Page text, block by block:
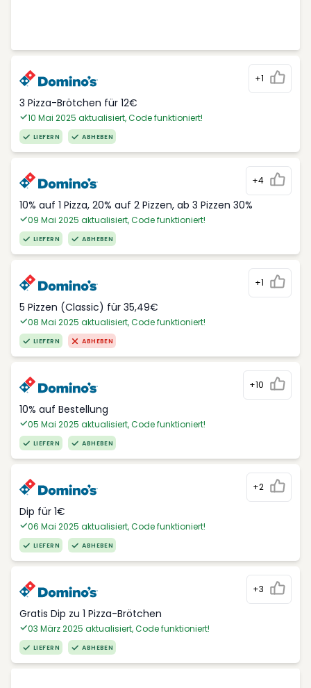
+1
3 Pizza-Brötchen für 12€
10 Mai 2025 aktualisiert, Code funktioniert!
LIEFERN ABHEBEN
+4
10% auf 1 Pizza, 20% auf 2 Pizzen, ab 3 Pizzen 30%
09 Mai 2025 aktualisiert, Code funktioniert!
LIEFERN ABHEBEN
+1
5 Pizzen (Classic) für 35,49€
08 Mai 2025 aktualisiert, Code funktioniert!
LIEFERN ABHEBEN
+10
10% auf Bestellung
05 Mai 2025 aktualisiert, Code funktioniert!
LIEFERN ABHEBEN
+2
Dip für 1€
06 Mai 2025 aktualisiert, Code funktioniert!
LIEFERN ABHEBEN
+3
Gratis Dip zu 1 Pizza-Brötchen
03 März 2025 aktualisiert, Code funktioniert!
LIEFERN ABHEBEN